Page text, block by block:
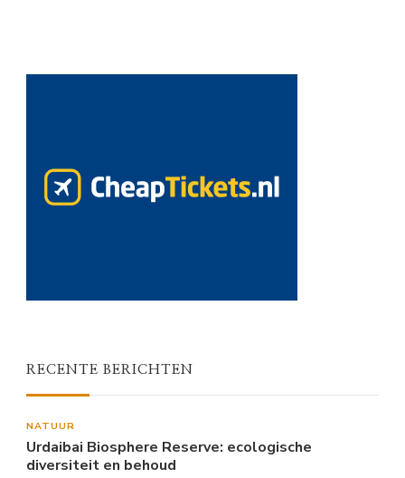
RECENTE BERICHTEN
NATUUR
Urdaibai Biosphere Reserve: ecologische
diversiteit en behoud